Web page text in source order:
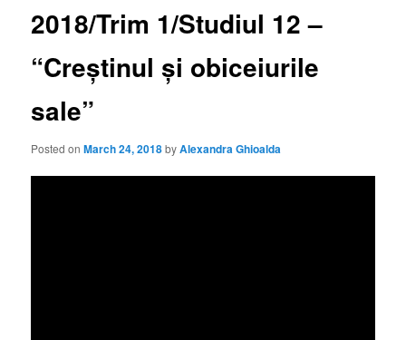
2018/Trim 1/Studiul 12 –
“Creștinul și obiceiurile
sale”
Posted onMarch 24, 2018byAlexandra Ghioalda